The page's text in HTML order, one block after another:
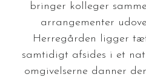
bringer kolleger
arrangementer
Herregården ligger
samtidigt afsides i et
omgivelserne danner